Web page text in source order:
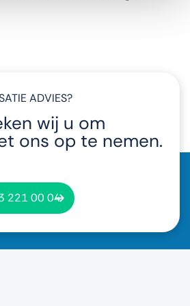
ADVIES?
wij u om
ons op te nemen.
221 00 04